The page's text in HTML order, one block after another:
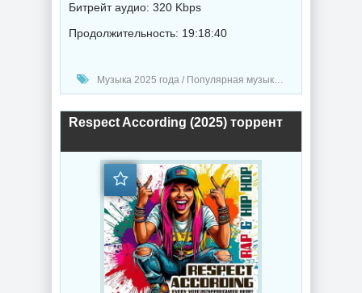
Битрейт аудио: 320 Kbps
Продолжительность: 19:18:40
Музыка 2025 года / Популярная музыка / Поп музыка / Танцевальная музыка / Сборник музыка
Respect According (2025) торрент